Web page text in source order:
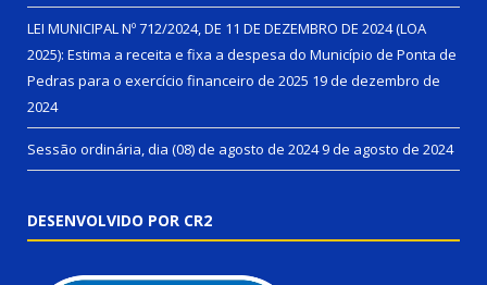
LEI MUNICIPAL Nº 712/2024, DE 11 DE DEZEMBRO DE 2024 (LOA
2025): Estima a receita e fixa a despesa do Município de Ponta de
Pedras para o exercício financeiro de 2025 19 de dezembro de
2024
Sessão ordinária, dia (08) de agosto de 20249 de agosto de 2024
DESENVOLVIDO POR CR2